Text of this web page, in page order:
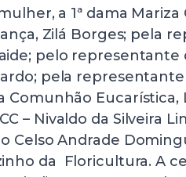
a 1ª dama
Zilá Borges; pela
pelo representante
pela
Comunhão Eucarística,
– Nivaldo da Silveira
Celso Andrade
da Floricultura. A